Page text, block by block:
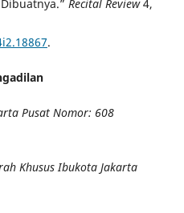
Recital Review4,
.
Pusat Nomor: 608
Khusus Ibukota Jakarta